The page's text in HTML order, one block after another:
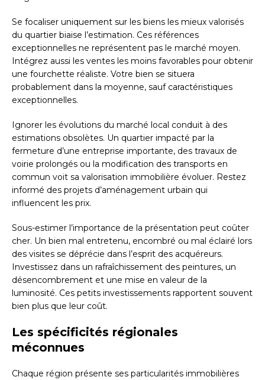
Se focaliser uniquement sur les biens les mieux valorisés
du quartier biaise l’estimation. Ces références
exceptionnelles ne représentent pas le marché moyen.
Intégrez aussi les ventes les moins favorables pour obtenir
une fourchette réaliste. Votre bien se situera
probablement dans la moyenne, sauf caractéristiques
exceptionnelles.
Ignorer les évolutions du marché local conduit à des
estimations obsolètes. Un quartier impacté par la
fermeture d’une entreprise importante, des travaux de
voirie prolongés ou la modification des transports en
commun voit sa valorisation immobilière évoluer. Restez
informé des projets d’aménagement urbain qui
influencent les prix.
Sous-estimer l’importance de la présentation peut coûter
cher. Un bien mal entretenu, encombré ou mal éclairé lors
des visites se déprécie dans l’esprit des acquéreurs.
Investissez dans un rafraîchissement des peintures, un
désencombrement et une mise en valeur de la
luminosité. Ces petits investissements rapportent souvent
bien plus que leur coût.
Les spécificités régionales
méconnues
Chaque région présente ses particularités immobilières